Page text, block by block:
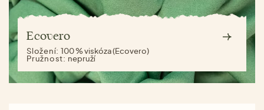
Ecovero
Složení:100 % viskóza (Ecovero)
Pružnost: nepruží